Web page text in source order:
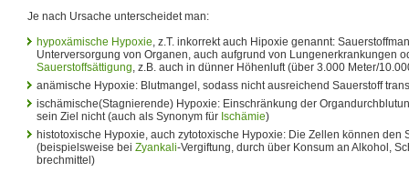
Je nach Ursache unterscheidet man:
hypoxämische Hypoxie, z.T. inkorrekt auch Hipoxie genannt:
Unterversorgung von Organen, auch aufgrund von Lungenerkrankungen
Sauerstoffsättigung, z.B. auch in dünner Höhenluft (über 3.000 Meter/
anämische Hypoxie: Blutmangel, sodass nicht ausreichend Sauerstoff
ischämische(Stagnierende) Hypoxie: Einschränkung der
sein Ziel nicht (auch als Synonym für Ischämie)
histotoxische Hypoxie, auch zytotoxische Hypoxie: Die Zellen können den
(beispielsweise bei Zyankali-Vergiftung, durch über Konsum an Alkohol,
brechmittel)